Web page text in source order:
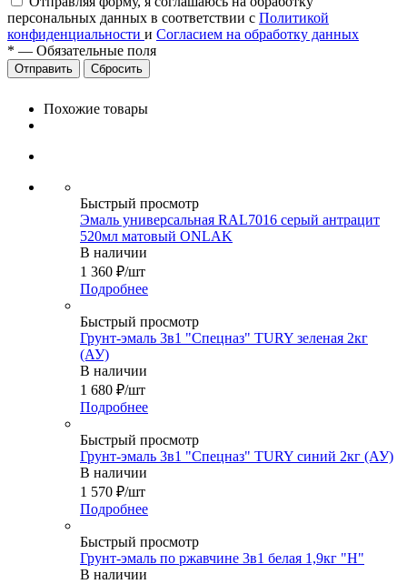
персональных данных в соответствии с Политикой
конфиденциальности и Согласием на обработку данных
* — Обязательные поля
Сбросить
Похожие товары
Быстрый просмотр
Эмаль универсальная RAL7016 серый антрацит
520мл матовый ONLAK
В наличии
1 360 ₽/шт
Подробнее
Быстрый просмотр
Грунт-эмаль 3в1 "Спецназ" TURY зеленая 2кг
(АУ)
В наличии
1 680 ₽/шт
Подробнее
Быстрый просмотр
Грунт-эмаль 3в1 "Спецназ" TURY синий 2кг (АУ)
В наличии
1 570 ₽/шт
Подробнее
Быстрый просмотр
Грунт-эмаль по ржавчине 3в1 белая 1,9кг "Н"
В наличии